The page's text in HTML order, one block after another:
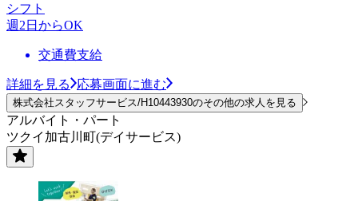
シフト
週2日からOK
交通費支給
詳細を見る 応募画面に進む
株式会社スタッフサービス/H10443930のその他の求人を見る
アルバイト・パート
ツクイ加古川町(デイサービス)